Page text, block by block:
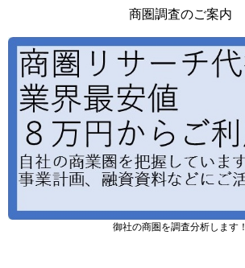
商圏調査のご案内
御社の商圏を調査分析します！